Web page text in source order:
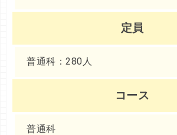
定員
普通科：280人
コース
普通科